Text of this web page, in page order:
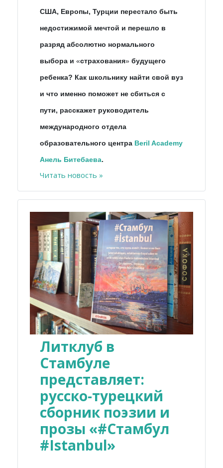
США, Европы, Турции перестало быть
недостижимой мечтой и перешло в
разряд абсолютно нормального
выбора и «страхования» будущего
ребенка? Как школьнику найти свой вуз
и что именно поможет не сбиться с
пути, расскажет руководитель
международного отдела
образовательного центра Beril Academy
Анель Битебаева.
Читать новость »
Литклуб в
Стамбуле
представляет:
русско-турецкий
сборник поэзии и
прозы «#Стамбул
#Istanbul»